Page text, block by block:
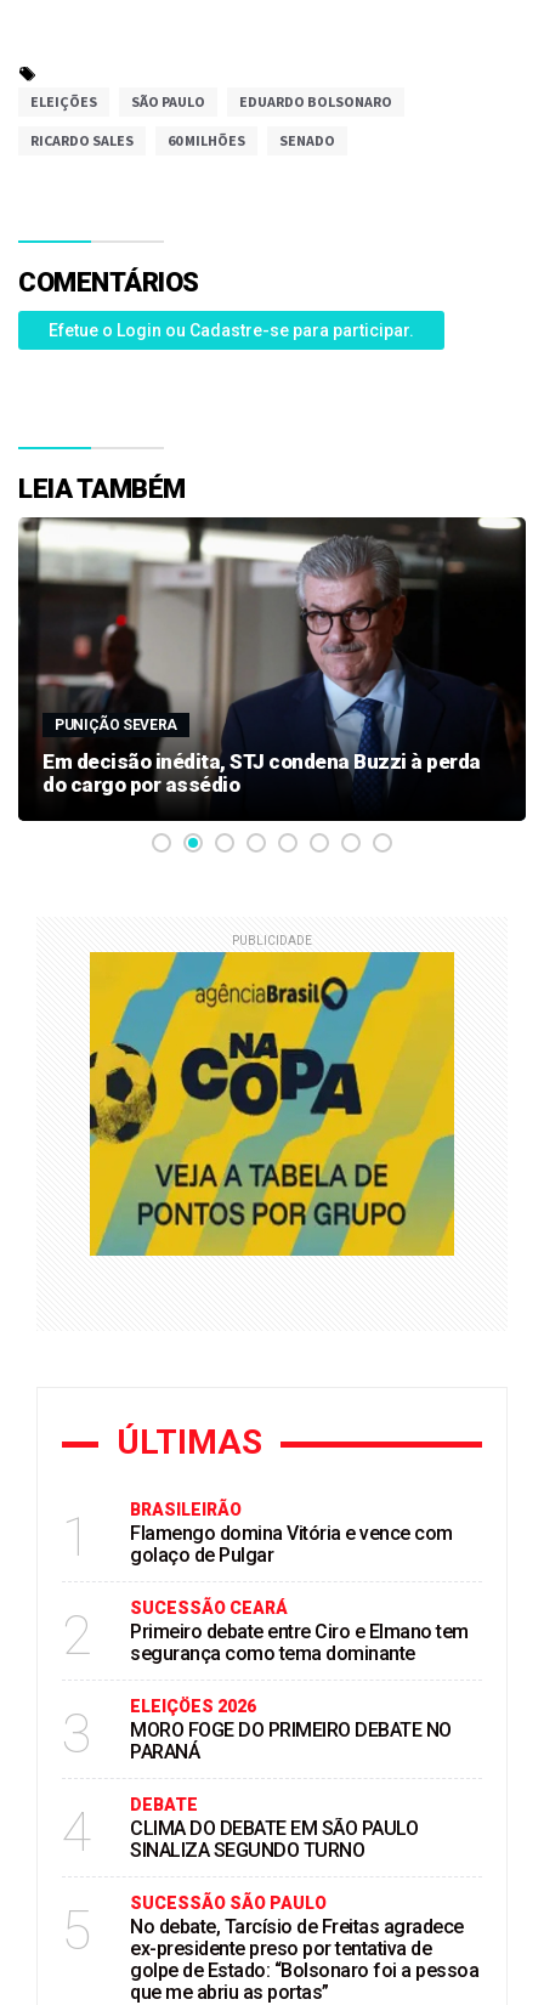
ELEIÇÕES SÃO PAULO EDUARDO BOLSONARO
RICARDO SALES 60 MILHÕES SENADO
COMENTÁRIOS
Efetue o Login ou Cadastre-se para participar.
LEIA TAMBÉM
PUNIÇÃO SEVERA
Em decisão inédita, STJ condena Buzzi à perda
do cargo por assédio
PUBLICIDADE
ÚLTIMAS
1 BRASILEIRÃO
Flamengo domina Vitória e vence com
golaço de Pulgar
2 SUCESSÃO CEARÁ
Primeiro debate entre Ciro e Elmano tem
segurança como tema dominante
3 ELEIÇÖES 2026
MORO FOGE DO PRIMEIRO DEBATE NO
PARANÁ
4 DEBATE
CLIMA DO DEBATE EM SÃO PAULO
SINALIZA SEGUNDO TURNO
5 SUCESSÃO SÃO PAULO
No debate, Tarcísio de Freitas agradece
ex-presidente preso por tentativa de
golpe de Estado: “Bolsonaro foi a pessoa
que me abriu as portas”